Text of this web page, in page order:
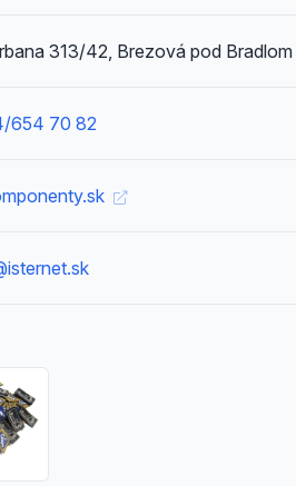
313/42, Brezová pod Bradlom
654 70 82